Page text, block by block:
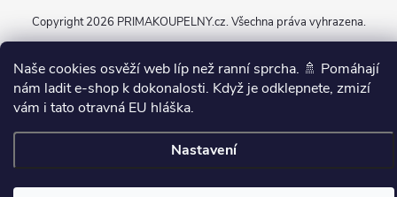
Naše cookies osvěží web líp než ranní sprcha. 🚿 Pomáhají
nám ladit e-shop k dokonalosti. Když je odklepnete, zmizí
vám i tato otravná EU hláška.
Nastavení
Copyright 2026 PRIMAKOUPELNY.cz. Všechna práva vyhrazena.